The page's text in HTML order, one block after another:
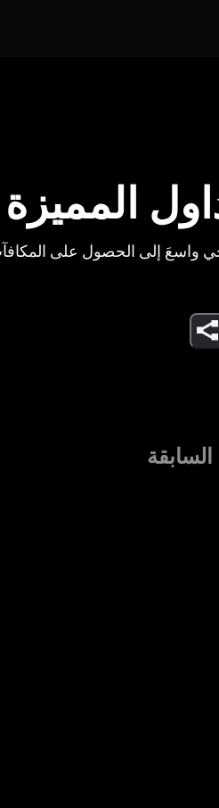
المميزة
واسعَ إلى الحصول على